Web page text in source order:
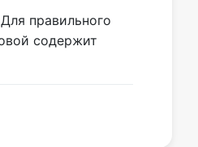
правильного
содержит